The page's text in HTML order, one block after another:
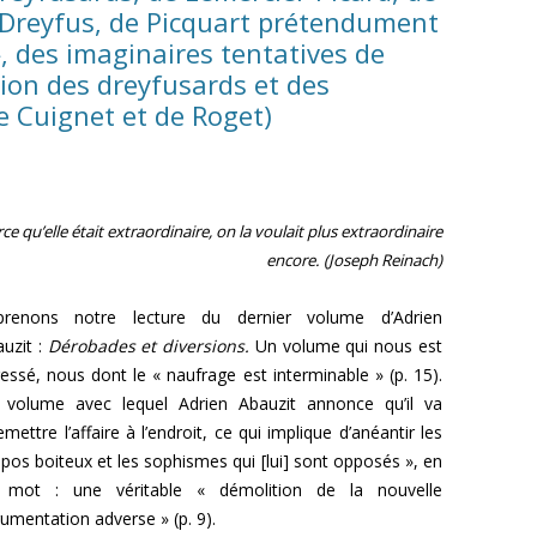
ARTICLES UNIVERSITAIRES
L’AFFAIRE DREYFUS EN BANDES
DESSINÉES
PHOTOGRAPHIES
2018
2023
de Picquart prétendument
des imaginaires tentatives de
des dreyfusards et des
Cuignet et de Roget)
qu’elle était extraordinaire, on la voulait plus extraordinaire
encore. (Joseph Reinach)
notre lecture du dernier volume d’Adrien
: Dérobades et diversions. Un volume qui nous est
nous dont le « naufrage est interminable » (p. 15).
volume avec lequel Adrien Abauzit annonce qu’il va
l’affaire à l’endroit, ce qui implique d’anéantir les
boiteux et les sophismes qui [lui] sont opposés », en
mot : une véritable « démolition de la nouvelle
adverse » (p. 9).